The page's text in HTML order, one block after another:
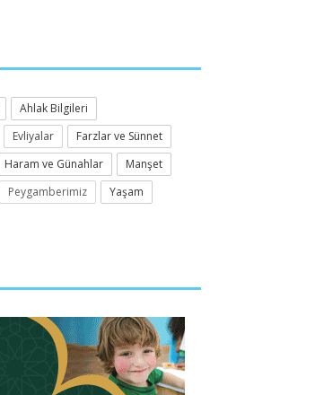
Ahlak Bilgileri
Evliyalar
Farzlar ve Sünnet
Haram ve Günahlar
Manşet
Peygamberimiz
Yaşam